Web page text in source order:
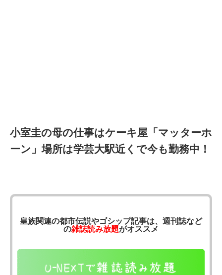
小室圭の母の仕事はケーキ屋「マッターホ
ーン」場所は学芸大駅近くで今も勤務中！
皇族関連の都市伝説やゴシップ記事は、週刊誌など
の雑誌読み放題がオススメ